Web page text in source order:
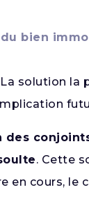
bien
La solution la
des
. Cette
en cours, le